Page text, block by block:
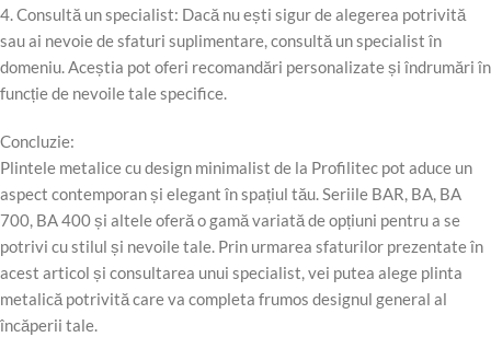
4. Consultă un specialist: Dacă nu ești sigur de alegerea potrivită
sau ai nevoie de sfaturi suplimentare, consultă un specialist în
domeniu. Aceștia pot oferi recomandări personalizate și îndrumări în
funcție de nevoile tale specifice.
Concluzie:
Plintele metalice cu design minimalist de la Profilitec pot aduce un
aspect contemporan și elegant în spațiul tău. Seriile BAR, BA, BA
700, BA 400 și altele oferă o gamă variată de opțiuni pentru a se
potrivi cu stilul și nevoile tale. Prin urmarea sfaturilor prezentate în
acest articol și consultarea unui specialist, vei putea alege plinta
metalică potrivită care va completa frumos designul general al
încăperii tale.